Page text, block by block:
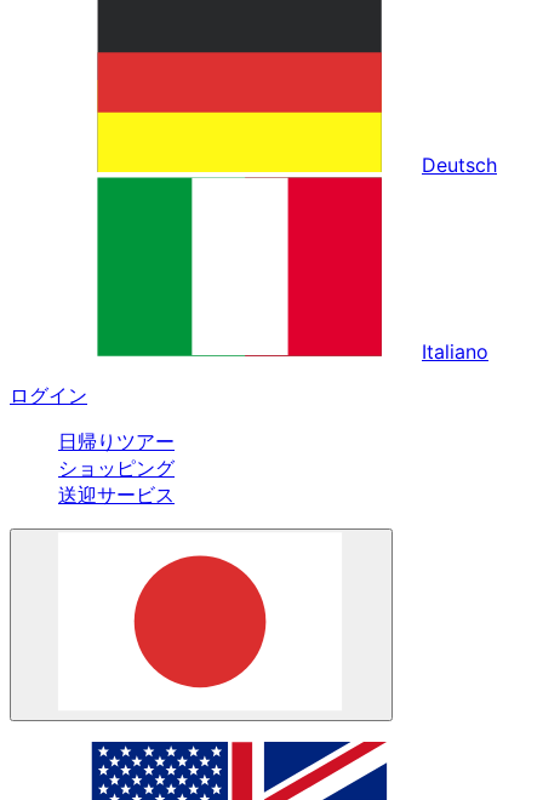
Deutsch
Italiano
ログイン
日帰りツアー
ショッピング
送迎サービス